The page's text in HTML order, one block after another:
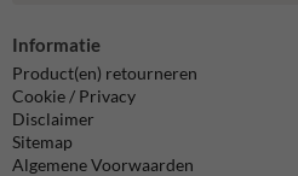
Informatie
Product(en) retourneren
Cookie / Privacy
Disclaimer
Sitemap
Algemene Voorwaarden